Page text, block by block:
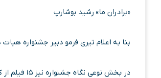
«برادران ما» رشید بوشارپ
بنا به اعلام تیری فرمو دبیر جشنواره
در بخش نوعی نگاه جشنواره نیز ۱۵ فیلم از کشورهای اوکراین، آمریکا، ترکیه، ژاپن و فرانسه معرفی شد.